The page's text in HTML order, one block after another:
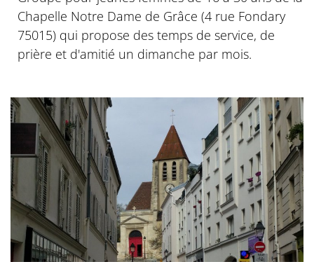
Chapelle Notre Dame de Grâce (4 rue Fondary
75015) qui propose des temps de service, de
prière et d'amitié un dimanche par mois.